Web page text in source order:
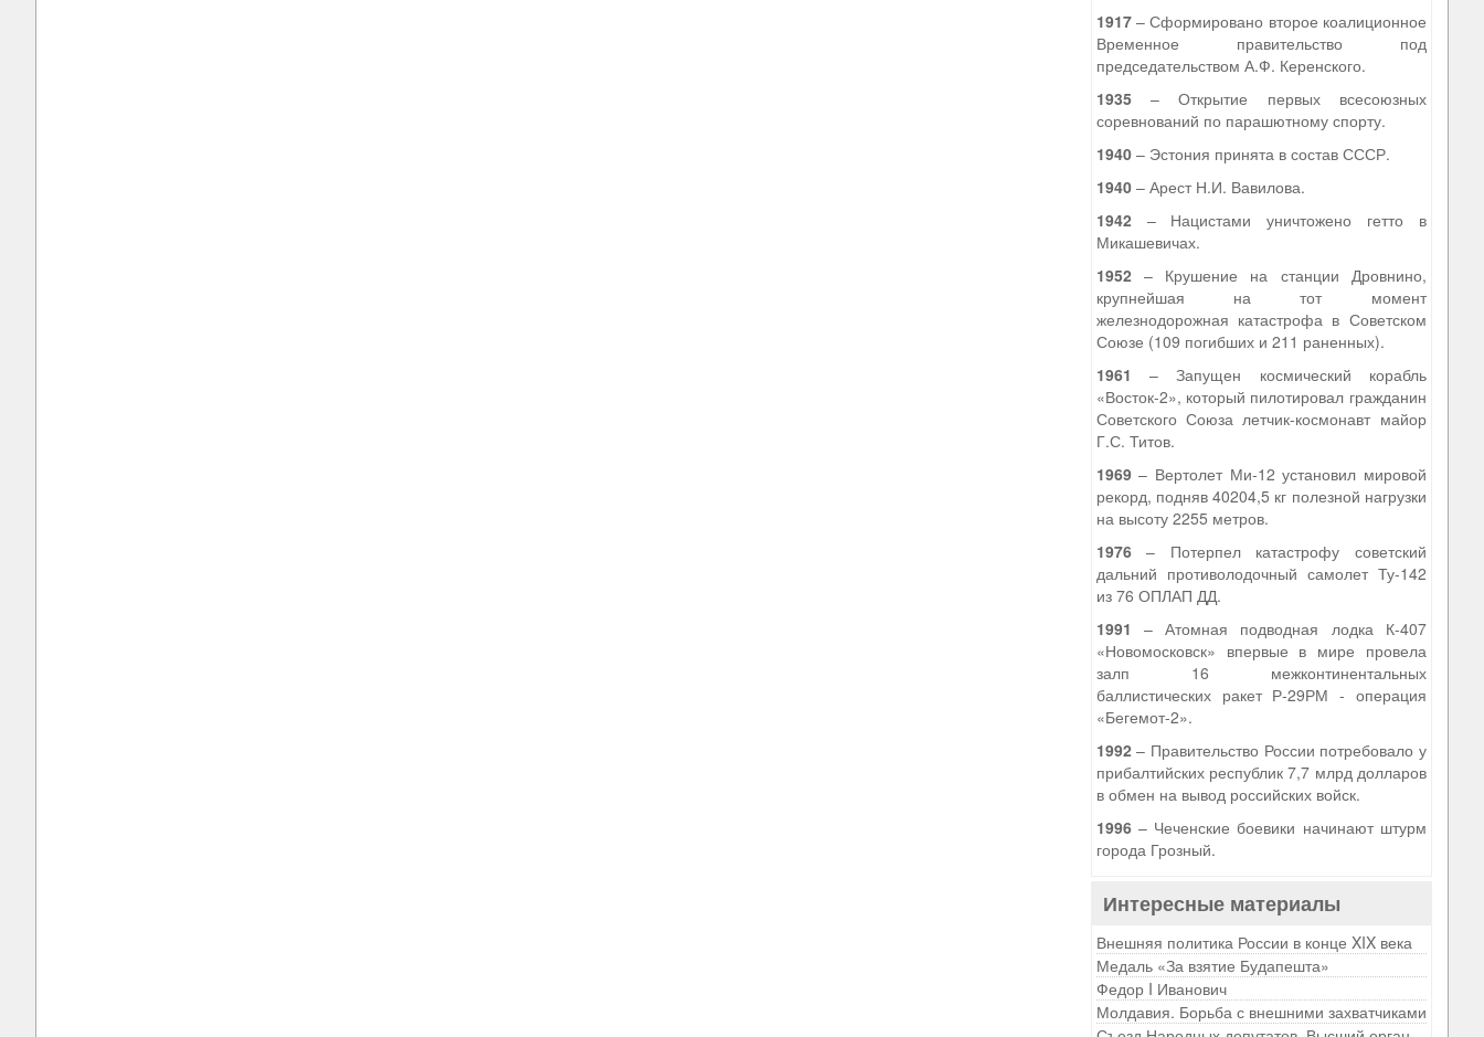
1917– Сформировано второе коалиционное
Временное правительство под
председательством А.Ф. Керенского.
1935– Открытие первых всесоюзных
соревнований по парашютному спорту.
1940– Эстония принята в состав СССР.
1940– Арест Н.И. Вавилова.
1942– Нацистами уничтожено гетто в
Микашевичах.
1952– Крушение на станции Дровнино,
крупнейшая на тот момент
железнодорожная катастрофа в Советском
Союзе (109 погибших и 211 раненных).
1961 – Запущен космический корабль
«Восток-2», который пилотировал гражданин
Советского Союза летчик-космонавт майор
Г.С. Титов.
1969– Вертолет Ми-12 установил мировой
рекорд, подняв 40204,5 кг полезной нагрузки
на высоту 2255 метров.
1976– Потерпел катастрофу советский
дальний противолодочный самолет Ту-142
из 76 ОПЛАП ДД.
1991 – Атомная подводная лодка К-407
«Новомосковск» впервые в мире провела
залп 16 межконтинентальных
баллистических ракет Р-29РМ - операция
«Бегемот-2».
1992– Правительство России потребовало у
прибалтийских республик 7,7 млрд долларов
в обмен на вывод российских войск.
1996– Чеченские боевики начинают штурм
города Грозный.
Интересные материалы
Внешняя политика России в конце XIX века
Медаль «За взятие Будапешта»
Федор I Иванович
Молдавия. Борьба с внешними захватчиками